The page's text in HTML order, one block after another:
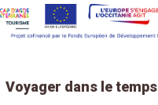
Voyager dans le temps